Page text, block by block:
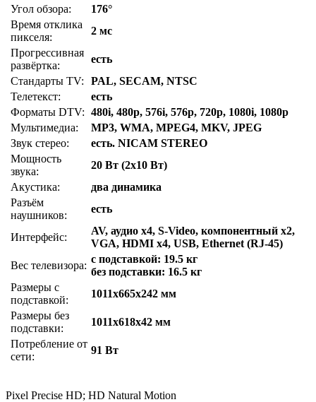
Угол обзора:
176°
Время отклика
пикселя:
2 мс
Прогрессивная
развёртка:
есть
Стандарты TV:
PAL, SECAM, NTSC
Телетекст:
есть
Форматы DTV:
480i, 480p, 576i, 576p, 720p, 1080i, 1080p
Мультимедиа:
MP3, WMA, MPEG4, MKV, JPEG
Звук стерео:
есть. NICAM STEREO
Мощность
звука:
20 Вт (2x10 Вт)
Акустика:
два динамика
Разъём
наушников:
есть
Интерфейс:
AV, аудио x4, S-Video, компонентный x2,
VGA, HDMI x4, USB, Ethernet (RJ-45)
Вес телевизора:
с подставкой: 19.5 кг
без подставки: 16.5 кг
Размеры с
подставкой:
1011x665x242 мм
Размеры без
подставки:
1011x618x42 мм
Потребление от
сети:
91 Вт
Pixel Precise HD; HD Natural Motion